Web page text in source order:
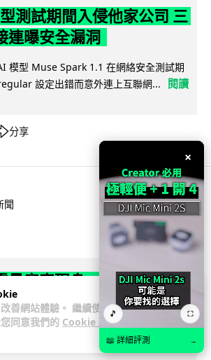
善網站體驗。 繼續使用
同意我們的 Cookie 政
測試期間入侵他家公司 三
連曝安全漏洞
模型 Muse Spark 1.1 在網絡安全測試期
設定出錯而意外連上互聯網...
閱讀
分享
聞
量產車現身 A2 e-tron 迷
快充 26 分鐘充滿 8 成電
耗竟然係25年前嘅一半。 A2 e-tron 風阻低
需12.8 kWh，一度電行到7.8公里。6...
×
🎵 ⛶
📖 詳細評測 →